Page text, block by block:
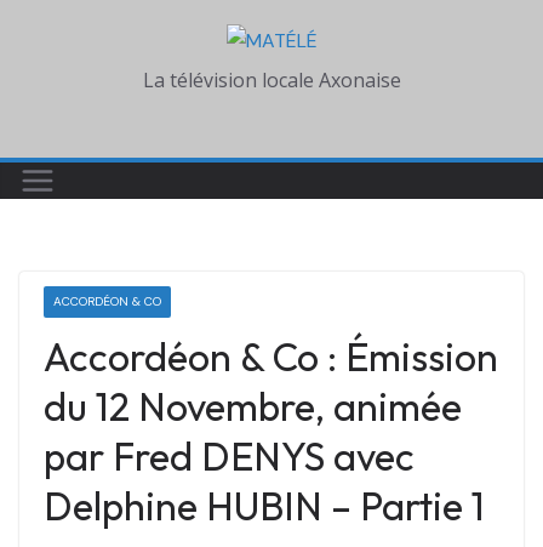
La télévision locale Axonaise
ACCORDÉON & CO
Accordéon & Co : Émission
du 12 Novembre, animée
par Fred DENYS avec
Delphine HUBIN – Partie 1